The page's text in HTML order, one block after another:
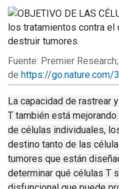
Fuente: Premier
dehttps://go.nature.com/
La capacidad de rastrear
T también está
de células individuales,
destino tanto de las
tumores que están
determinar qué células T